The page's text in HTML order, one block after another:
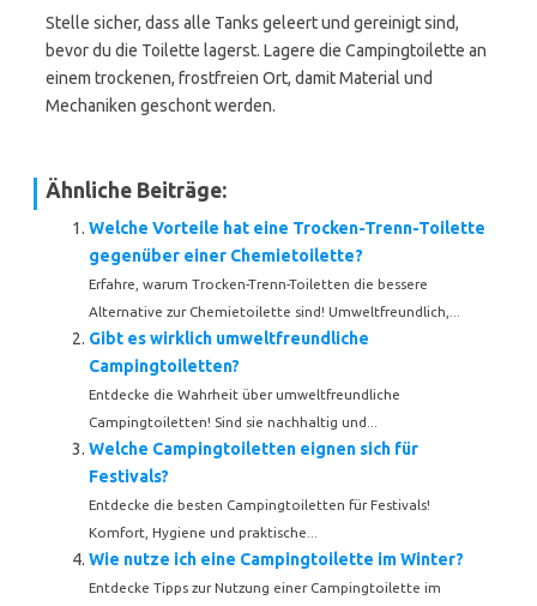
Stelle sicher, dass alle Tanks geleert und gereinigt sind,
bevor du die Toilette lagerst. Lagere die Campingtoilette an
einem trockenen, frostfreien Ort, damit Material und
Mechaniken geschont werden.
Ähnliche Beiträge:
Welche Vorteile hat eine Trocken-Trenn-Toilette
gegenüber einer Chemietoilette?
Erfahre, warum Trocken-Trenn-Toiletten die bessere
Alternative zur Chemietoilette sind! Umweltfreundlich,...
Gibt es wirklich umweltfreundliche
Campingtoiletten?
Entdecke die Wahrheit über umweltfreundliche
Campingtoiletten! Sind sie nachhaltig und...
Welche Campingtoiletten eignen sich für
Festivals?
Entdecke die besten Campingtoiletten für Festivals!
Komfort, Hygiene und praktische...
Wie nutze ich eine Campingtoilette im Winter?
Entdecke Tipps zur Nutzung einer Campingtoilette im